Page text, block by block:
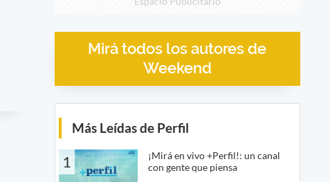
Mirá todos los autores de
Weekend
Más Leídas de Perfil
1
¡Mirá en vivo +Perfil!: un canal
con gente que piensa